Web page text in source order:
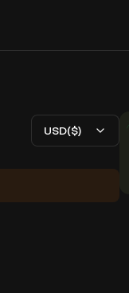
USD($)